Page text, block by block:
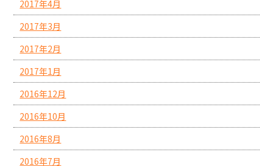
2017年4月
2017年3月
2017年2月
2017年1月
2016年12月
2016年10月
2016年8月
2016年7月